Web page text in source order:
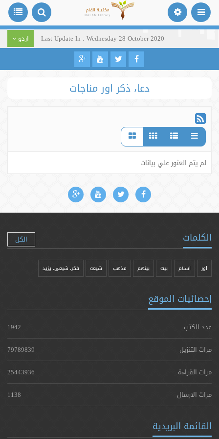
Last Update In : Wednesday 28 October 2020 اردو
دعا، ذکر اور مناجات
لم يتم العثور علي بيانات
الكلمات الكل
اور اسلام بیت بينهم مذهب شيعه فکر، شیعی، یزيد
إحصائيات الموقع
عدد الكتب
1942
مرات التنزيل
79789839
مرات القراءة
25443936
مرات الارسال
1138
القائمة البريدية